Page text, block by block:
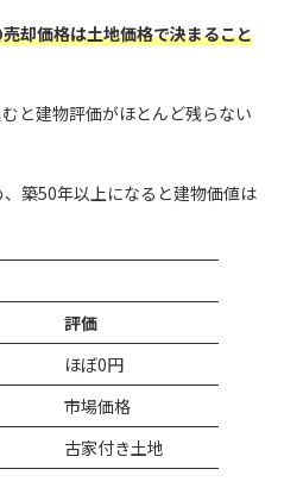
却価格は土地価格で決まること
と建物評価がほとんど残らない
築50年以上になると建物価値は
評価
ほぼ0円
市場価格
古家付き土地